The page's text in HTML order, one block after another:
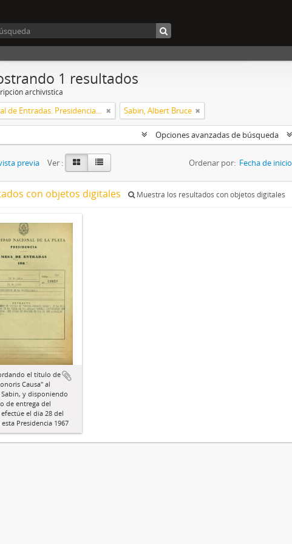
1 resultados
archivística
Mesa General de Entradas. Presidencia UNLP Sabin, Albert Bruce
Opciones avanzadas de búsqueda
previa Ver : Ordenar por: Fecha de inicio
con objetos digitales Muestra los resultados con objetos digitales
el título de
Causa" al
y disponiendo
de entrega del
el día 28 del
Presidencia 1967